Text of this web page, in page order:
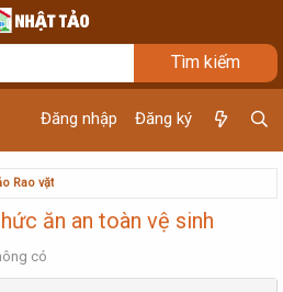
Đăng nhập Đăng ký
Rao vặt
ăn an toàn vệ sinh
có